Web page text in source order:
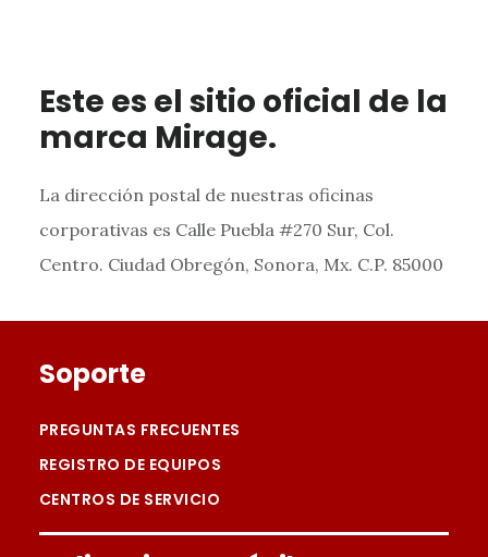
Este es el sitio oficial de la
marca Mirage.
La dirección postal de nuestras oficinas
corporativas es Calle Puebla #270 Sur, Col.
Centro. Ciudad Obregón, Sonora, Mx. C.P. 85000
Soporte
PREGUNTAS FRECUENTES
REGISTRO DE EQUIPOS
CENTROS DE SERVICIO